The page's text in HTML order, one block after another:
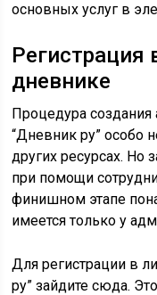
основных услуг в
Регистрация
дневнике
Процедура создания
“Дневник ру” особо
других ресурсах.
при помощи
финишном этапе
имеется только у
Для регистрации в
ру” зайдите сюда.